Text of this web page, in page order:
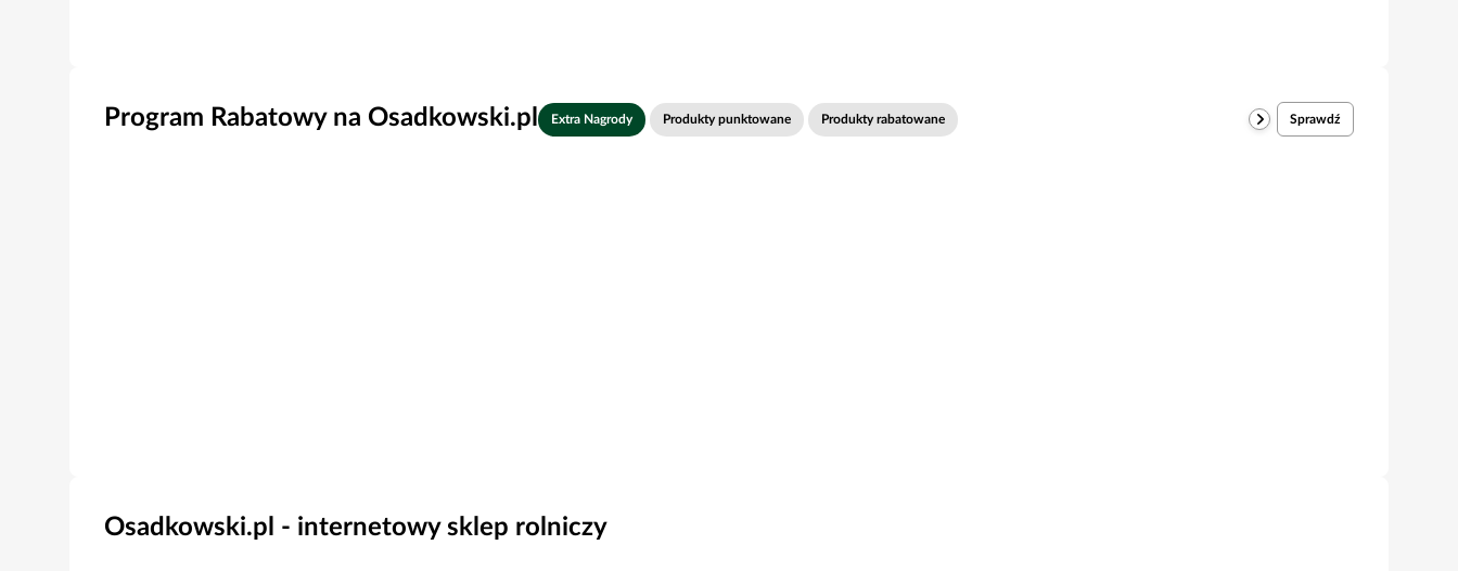
Program Rabatowy na Osadkowski.pl Extra Nagrody Produkty punktowane Produkty rabatowane Sprawdź
Osadkowski.pl - internetowy sklep rolniczy